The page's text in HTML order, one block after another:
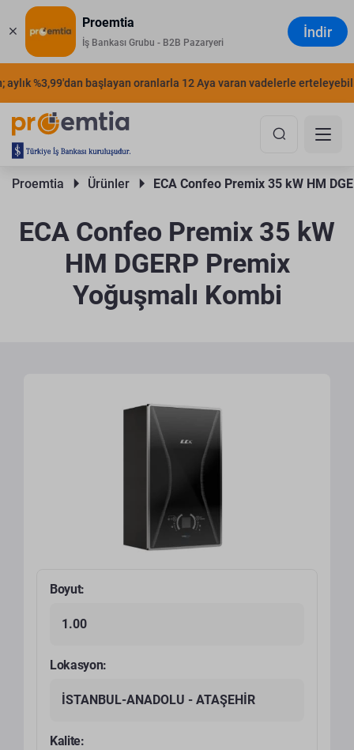
Proemtia
İş Bankası Grubu - B2B Pazaryeri
İndir
%3,99'dan başlayan oranlarla 12 Aya varan vadelerle
Proemtia Ürünler ECA Confeo Premix 35 kW HM
ECA Confeo Premix 35 kW
HM DGERP Premix
Yoğuşmalı Kombi
Boyut:
1.00
Lokasyon:
İSTANBUL-ANADOLU - ATAŞEHİR
Kalite: